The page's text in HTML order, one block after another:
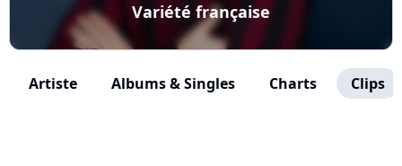
Variété française
Artiste Albums & Singles Charts Clips